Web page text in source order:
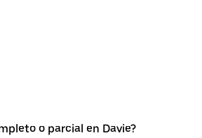
o parcial en Davie?